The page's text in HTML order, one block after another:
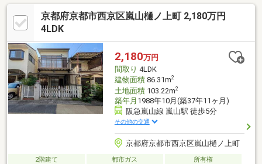
建具【その他】外壁※本物件は規定の建ぺい率・容積率を超過し
ており、現在と同規模の建築物の再建築はできません※増築未登
記部分有 箇所:1階浴室・LDK部分／構造:不明／時期:不詳／面積:
━━━━━・・・物件の詳細・ご相談はお気軽にお問い合わせく
ださい。
京都府京都市西京区嵐山樋ノ上町 2,180万円
4LDK
2,180万円
間取り 4LDK
建物面積86.31m2
土地面積103.22m2
築年月 1988年10月(築37年11ヶ月)
阪急嵐山線 嵐山駅 徒歩5分
その他の交通
京都府京都市西京区嵐山樋ノ上町
2階建て 都市ガス 所有権